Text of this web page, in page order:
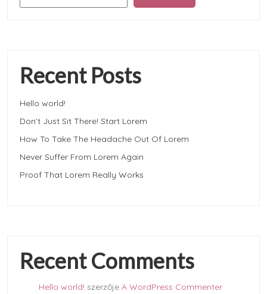
Recent Posts
Hello world!
Don’t Just Sit There! Start Lorem
How To Take The Headache Out Of Lorem
Never Suffer From Lorem Again
Proof That Lorem Really Works
Recent Comments
Hello world! szerzője A WordPress Commenter